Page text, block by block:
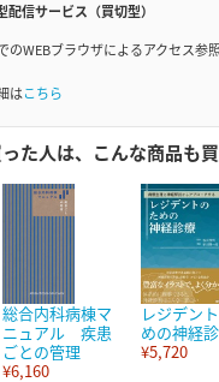
配信サービス（買切型）
WEBブラウザによるアクセス参照
はこちら
た人は、こんな商品も買
総合内科病棟マ
ニュアル 疾患
ごとの管理
¥6,160
レジデン
めの神経
¥5,720